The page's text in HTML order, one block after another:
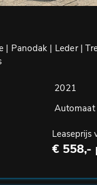
| Panodak | Leder |
2021
Automaat
Leaseprijs
€ 558,-